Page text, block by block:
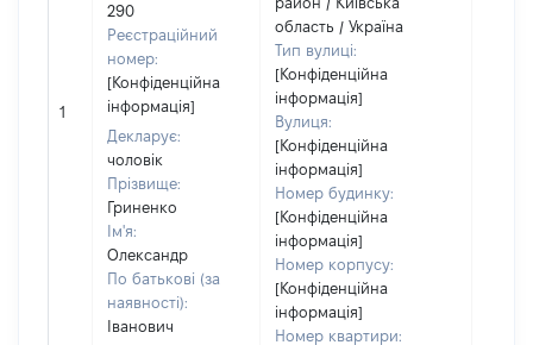
1
290
Реєстраційний
номер:
[Конфіденційна
інформація]
Декларує:
чоловік
Прізвище:
Гриненко
Ім'я:
Олександр
По батькові (за
наявності):
Іванович
область / Україна
Тип вулиці:
[Конфіденційна
інформація]
Вулиця:
[Конфіденційна
інформація]
Номер будинку:
[Конфіденційна
інформація]
Номер корпусу:
[Конфіденційна
інформація]
Номер квартири: